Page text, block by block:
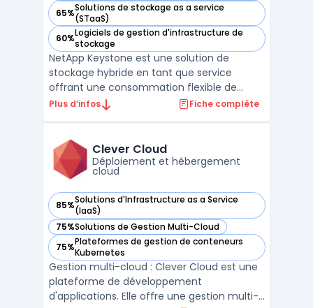
65%Solutions de stockage as a service
(STaaS)
— voir NetApp Keystone dans cette catégorie
60%Logiciels de gestion d'infrastructure de
stockage
— voir NetApp Keystone dans cette catégorie
NetApp Keystone est une solution de
stockage hybride en tant que service
offrant une consommation flexible de
cloud. Cette solution permet une gestion
Keystone propose des options de
protection des données avec c ...
Plus d’infos Fiche complète
Clever Cloud
Déploiement et hébergement
cloud
85%Solutions d'Infrastructure as a Service
(IaaS)
— voir Clever Cloud dans cette catégorie
75%Solutions de Gestion Multi-Cloud
— voir Clever Cloud dans cette catégorie
75%Plateformes de gestion de conteneurs
Kubernetes
— voir Clever Cloud dans cette catégorie
Gestion multi-cloud : Clever Cloud est une
plateforme de développement
d'applications. Elle offre une gestion multi-